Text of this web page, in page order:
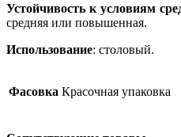
Устойчивость к условиям
средняя или повышенная.
Использование: столовый.
Фасовка Красочная упаковка